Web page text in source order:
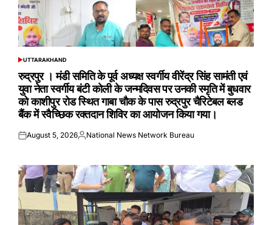
POSTED
UTTARAKHAND
रुद्रपुर । मंडी समिति के पूर्व अध्यक्ष स्वर्गीय वीरेंद्र सिंह सामंती एवं
युवा नेता स्वर्गीय बंटी कोली के जन्मदिवस पर उनकी स्मृति में बुधवार
को काशीपुर रोड स्थित गाबा चौक के पास रुद्रपुर चैरिटेबल ब्लड
बैंक में स्वैच्छिक रक्तदान शिविर का आयोजन किया गया।
Posted
August 5, 2026Posted
National News Network Bureau